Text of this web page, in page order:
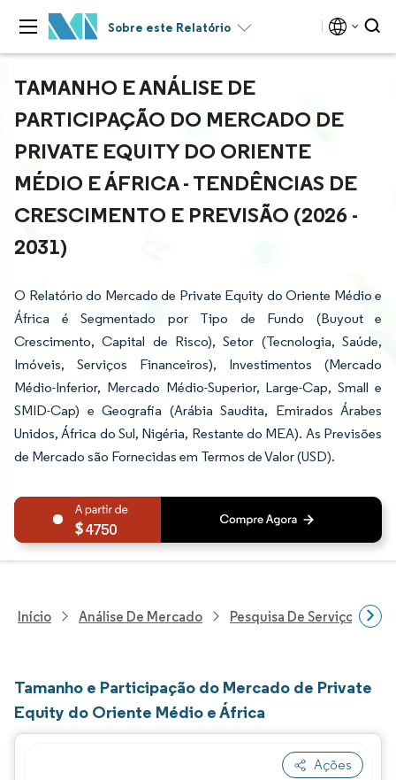
Sobre este Relatório
TAMANHO E ANÁLISE DE
PARTICIPAÇÃO DO MERCADO DE
PRIVATE EQUITY DO ORIENTE
MÉDIO E ÁFRICA - TENDÊNCIAS DE
CRESCIMENTO E PREVISÃO (2026 -
2031)
O Relatório do Mercado de Private Equity do Oriente Médio e
África é Segmentado por Tipo de Fundo (Buyout e
Crescimento, Capital de Risco), Setor (Tecnologia, Saúde,
Imóveis, Serviços Financeiros), Investimentos (Mercado
Médio-Inferior, Mercado Médio-Superior, Large-Cap, Small e
SMID-Cap) e Geografia (Arábia Saudita, Emirados Árabes
Unidos, África do Sul, Nigéria, Restante do MEA). As Previsões
de Mercado são Fornecidas em Termos de Valor (USD).
4750
Início Análise De Mercado Pesquisa De Serviços
Tamanho e Participação do Mercado de Private
Equity do Oriente Médio e África
Ações